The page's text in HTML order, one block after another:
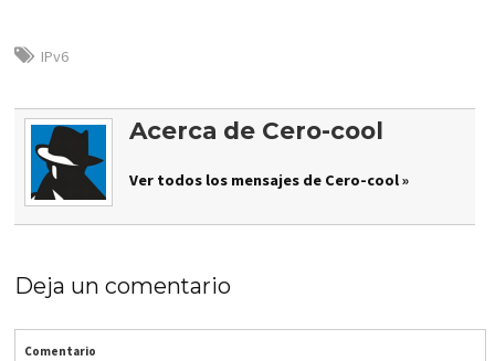
IPv6
Acerca de Cero-cool
Ver todos los mensajes de Cero-cool »
Deja un comentario
Comentario